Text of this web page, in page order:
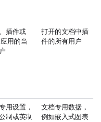
插件或
用的当
打开的文档中插
件的所有用户
用设置，
制或英制
文档专用数据，
例如嵌入式图表